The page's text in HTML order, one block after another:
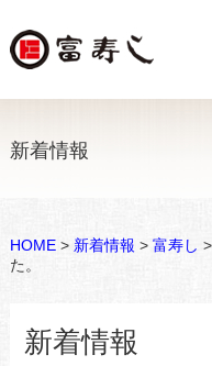
新着情報
HOME> 新着情報 > 富寿し >
た。
新着情報